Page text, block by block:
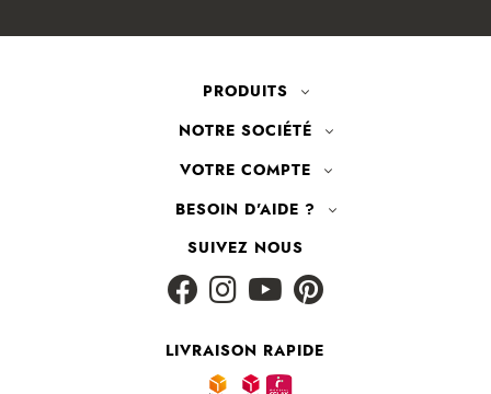
PRODUITS
NOTRE SOCIÉTÉ
VOTRE COMPTE
BESOIN D'AIDE ?
SUIVEZ NOUS
LIVRAISON RAPIDE